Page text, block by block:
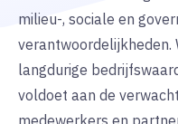
milieu-, sociale en
verantwoordelijkheden.
langdurige
voldoet aan de